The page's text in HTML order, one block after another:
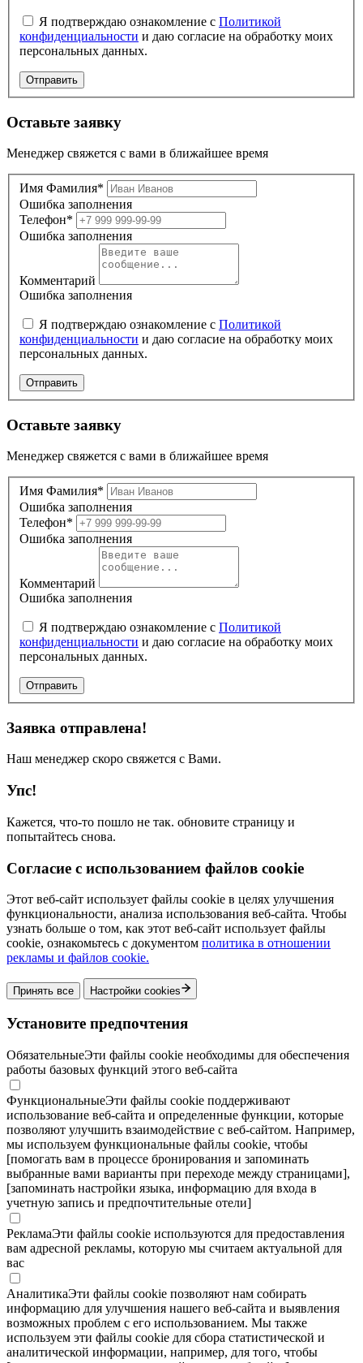
Я подтверждаю ознакомление с Политикой
конфиденциальности
персональных данных.
Отправить
Оставьте заявку
Менеджер свяжется с вами в ближайшее время
Имя Фамилия*
Ошибка заполнения
Телефон*
Ошибка заполнения
Комментарий
Ошибка заполнения
Я подтверждаю ознакомление с Политикой
конфиденциальности
персональных данных.
Отправить
Оставьте заявку
Менеджер свяжется с вами в ближайшее время
Имя Фамилия*
Ошибка заполнения
Телефон*
Ошибка заполнения
Комментарий
Ошибка заполнения
Я подтверждаю ознакомление с Политикой
конфиденциальности
персональных данных.
Отправить
Заявка отправлена!
Наш менеджер скоро свяжется с Вами.
Упс!
Кажется, что-то пошло не так. обновите страницу и
попытайтесь снова.
Согласие с использованием файлов cookie
Этот веб-сайт использует файлы cookie в целях улучшения
функциональности, анализа использования веб-сайта. Чтобы
узнать больше о том, как этот веб-сайт использует файлы
cookie, ознакомьтесь с документом политика в отношении
рекламы и файлов cookie.
Принять все Настройки cookies
Установите предпочтения
ОбязательныеЭти файлы cookie необходимы для обеспечения
работы базовых функций этого веб-сайта
ФункциональныеЭти файлы cookie поддерживают
использование веб-сайта и определенные функции, которые
позволяют улучшить взаимодействие с веб-сайтом. Например,
мы используем функциональные файлы cookie, чтобы
[помогать вам в процессе бронирования и запоминать
выбранные вами варианты при переходе между страницами],
[запоминать настройки языка, информацию для входа в
учетную запись и предпочтительные отели]
РекламаЭти файлы cookie используются для предоставления
вам адресной рекламы, которую мы считаем актуальной для
вас
АналитикаЭти файлы cookie позволяют нам собирать
информацию для улучшения нашего веб-сайта и выявления
возможных проблем с его использованием. Мы также
используем эти файлы cookie для сбора статистической и
аналитической информации, например, для того, чтобы